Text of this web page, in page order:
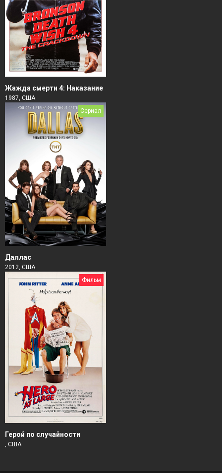
Жажда смерти 4: Наказание
1987, США
Сериал
Даллас
2012, США
Фильм
Герой по случайности
, США